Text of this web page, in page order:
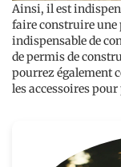
Ainsi, il est
faire construire une
indispensable de
de permis de
pourrez également
les accessoires